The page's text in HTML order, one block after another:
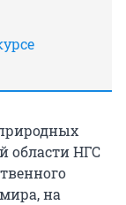
области НГС
на